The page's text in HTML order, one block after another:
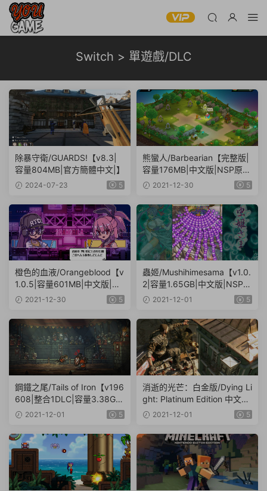
Switch > 單遊戲/DLC
除暴守衛/GUARDS!【v8.3|
容量804MB|官方簡體中文|】
2024-07-23 5
熊蠻人/Barbearian【完整版|
容量176MB|中文版|NSP原版
+XCI魔改整合版】
2021-12-30 5
橙色的血液/Orangeblood【v
1.0.5|容量601MB|中文版|NS
P原版+XCI魔改整合版】
2021-12-30 5
蟲姬/Mushihimesama【v1.0.
2|容量1.65GB|中文版|NSP原
版+XCI魔改整合版】
2021-12-01 5
鋼鐵之尾/Tails of Iron【v196
608|整合1DLC|容量3.38GB|
中文版|NSP原版+XCI魔改整
2021-12-01 5
消逝的光芒：白金版/Dying Li
ght: Platinum Edition 中文
【v1.0.3|容量9.5GB|中文版|
2021-12-01 5